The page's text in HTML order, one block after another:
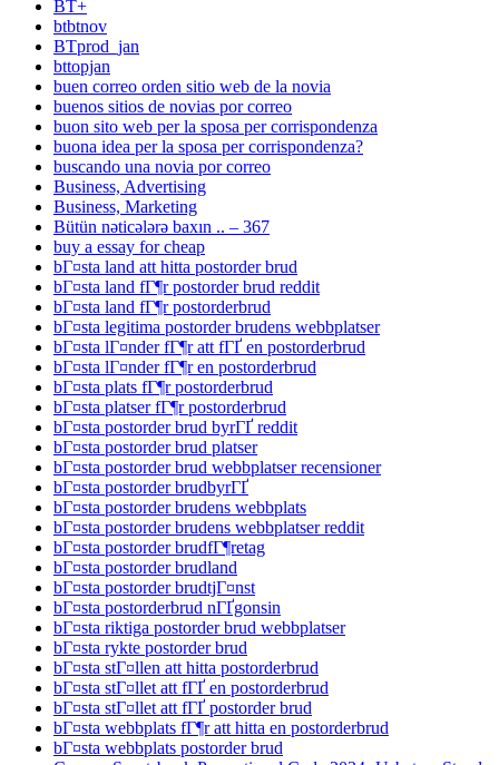
BT+
btbtnov
BTprod_jan
bttopjan
buen correo orden sitio web de la novia
buenos sitios de novias por correo
buon sito web per la sposa per corrispondenza
buona idea per la sposa per corrispondenza?
buscando una novia por correo
Business, Advertising
Business, Marketing
Bütün nəticələrə baxın .. – 367
buy a essay for cheap
bГ¤sta land att hitta postorder brud
bГ¤sta land fГ¶r postorder brud reddit
bГ¤sta land fГ¶r postorderbrud
bГ¤sta legitima postorder brudens webbplatser
bГ¤sta lГ¤nder fГ¶r att fГҐ en postorderbrud
bГ¤sta lГ¤nder fГ¶r en postorderbrud
bГ¤sta plats fГ¶r postorderbrud
bГ¤sta platser fГ¶r postorderbrud
bГ¤sta postorder brud byrГҐ reddit
bГ¤sta postorder brud platser
bГ¤sta postorder brud webbplatser recensioner
bГ¤sta postorder brudbyrГҐ
bГ¤sta postorder brudens webbplats
bГ¤sta postorder brudens webbplatser reddit
bГ¤sta postorder brudfГ¶retag
bГ¤sta postorder brudland
bГ¤sta postorder brudtjГ¤nst
bГ¤sta postorderbrud nГҐgonsin
bГ¤sta riktiga postorder brud webbplatser
bГ¤sta rykte postorder brud
bГ¤sta stГ¤llen att hitta postorderbrud
bГ¤sta stГ¤llet att fГҐ en postorderbrud
bГ¤sta stГ¤llet att fГҐ postorder brud
bГ¤sta webbplats fГ¶r att hitta en postorderbrud
bГ¤sta webbplats postorder brud